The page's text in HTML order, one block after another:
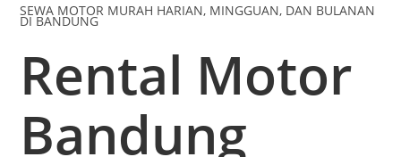
SEWA MOTOR MURAH HARIAN, MINGGUAN, DAN BULANAN
DI BANDUNG
Rental Motor
Bandung